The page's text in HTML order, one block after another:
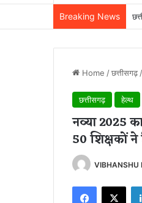
Breaking News
Home /छत्तीसगढ़ /
छत्तीसगढ़ हेल्थ
नव्या 2025
50 शिक्षकों ने
VIBHANSHU